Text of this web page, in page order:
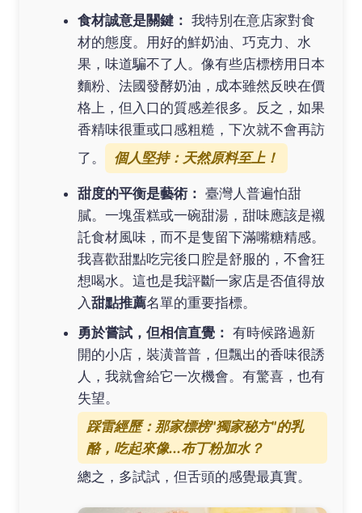
食材誠意是關鍵： 我特別在意店家對食
材的態度。用好的鮮奶油、巧克力、水
果，味道騙不了人。像有些店標榜用日本
麵粉、法國發酵奶油，成本雖然反映在價
格上，但入口的質感差很多。反之，如果
香精味很重或口感粗糙，下次就不會再訪
了。
個人堅持：天然原料至上！
甜度的平衡是藝術： 臺灣人普遍怕甜
膩。一塊蛋糕或一碗甜湯，甜味應該是襯
託食材風味，而不是隻留下滿嘴糖精感。
我喜歡甜點吃完後口腔是舒服的，不會狂
想喝水。這也是我評斷一家店是否值得放
入甜點推薦名單的重要指標。
勇於嘗試，但相信直覺： 有時候路過新
開的小店，裝潢普普，但飄出的香味很誘
人，我就會給它一次機會。有驚喜，也有
失望。
踩雷經歷：那家標榜"獨家秘方"的乳
酪，吃起來像...布丁粉加水？
總之，多試試，但舌頭的感覺最真實。